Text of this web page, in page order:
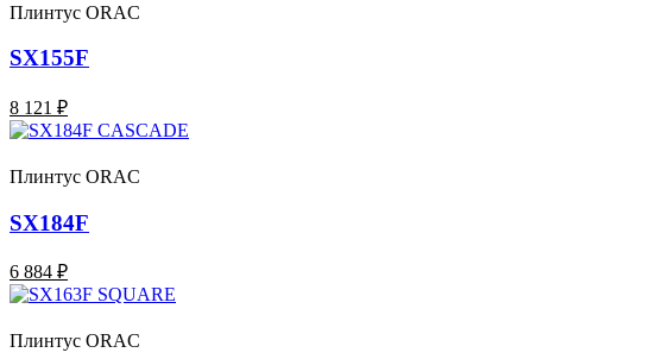
Плинтус ORAC
SX155F
8 121 ₽
Плинтус ORAC
SX184F
6 884 ₽
Плинтус ORAC